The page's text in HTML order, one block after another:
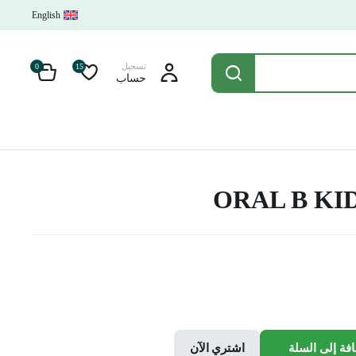
English
تسجيل
حساب
15
0
ORAL B
إلى السلة اشتري الآن